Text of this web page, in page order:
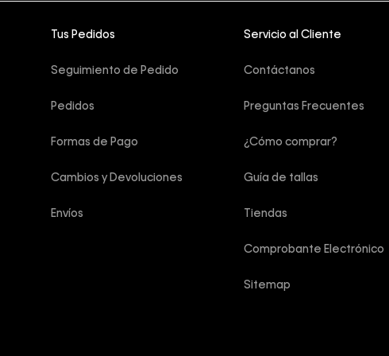
Tus Pedidos
Seguimiento de Pedido
Pedidos
Formas de Pago
Cambios y Devoluciones
Envíos
Servicio al Cliente
Contáctanos
Preguntas Frecuentes
¿Cómo comprar?
Guía de tallas
Tiendas
Comprobante Electrónico
Sitemap